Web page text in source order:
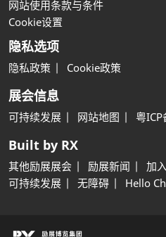
网站使用条款与条件
Cookie设置
隐私选项
隐私政策 Cookie政策
展会信息
可持续发展 网站地图 粤ICP
Built by RX
其他励展展会 励展新闻 加
可持续发展
无障碍 Hello